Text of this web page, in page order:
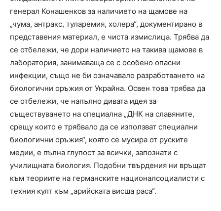
генерал Конашенков за наличието на щамове на
„чума, антракс, туларемия, холера“, документирано в
представения материал, е чиста измислица. Трябва да
се отбележи, че дори наличието на такива щамове в
лаборатория, занимаваща се с особено опасни
инфекции, също не би означавало разработването на
биологични оръжия от Украйна. Освен това трябва да
се отбележи, че напълно дивата идея за
съществуването на специална „ДНК на славяните,
срещу които е трябвало да се използват специални
биологични оръжия“, която се мусира от руските
медии, е пълна глупост за всички, запознати с
училищната биология. Подобни твърдения ни връщат
към теориите на германските националсоциалисти с
техния култ към „арийската висша раса“.